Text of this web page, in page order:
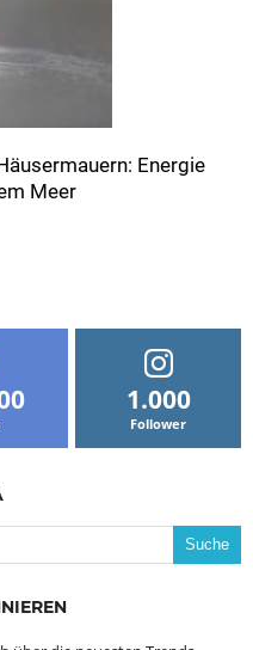
Energie
Meer
1.000
Follower